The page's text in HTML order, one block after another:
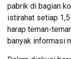
pabrik di bagian
istirahat setiap 1,5
harap teman-
banyak informasi